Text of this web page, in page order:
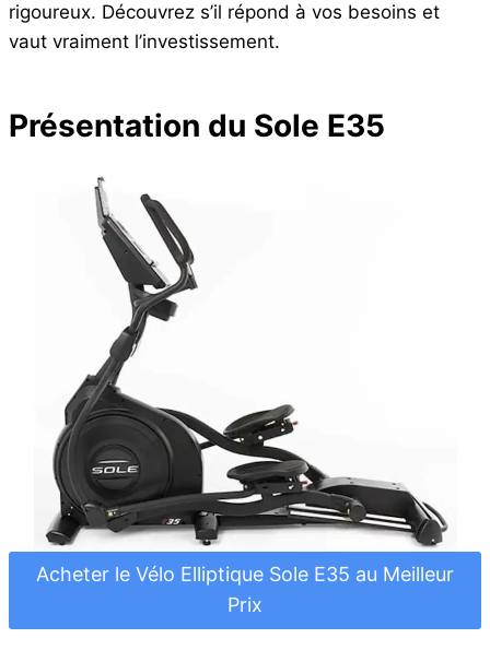
rigoureux. Découvrez s’il répond à vos besoins et
vaut vraiment l’investissement.
Présentation du Sole E35
Acheter le Vélo Elliptique Sole E35 au Meilleur
Prix